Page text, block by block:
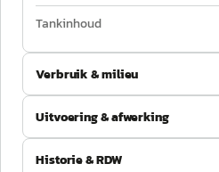
Tankinhoud
Verbruik & milieu
Uitvoering & afwerking
Historie & RDW